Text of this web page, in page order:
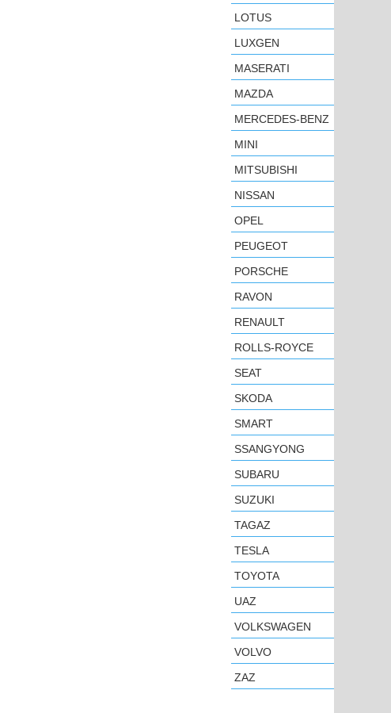
LOTUS
LUXGEN
MASERATI
MAZDA
MERCEDES-BENZ
MINI
MITSUBISHI
NISSAN
OPEL
PEUGEOT
PORSCHE
RAVON
RENAULT
ROLLS-ROYCE
SEAT
SKODA
SMART
SSANGYONG
SUBARU
SUZUKI
TAGAZ
TESLA
TOYOTA
UAZ
VOLKSWAGEN
VOLVO
ZAZ